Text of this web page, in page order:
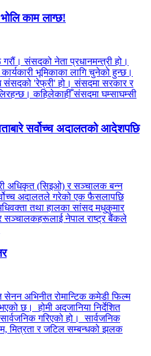
काम लाग्छ!
संसदको नेता प्रधानमन्त्री हो।
भूमिकाका लागि चुनेको हुन्छ।
संसदको 'रेफ्री' हो। संसदमा सरकार र
कहिलेकाहीँ संसदमा घम्साघम्सी
सर्वोच्च अदालतको आदेशपछि
अधिकृत (सिइओ) र सञ्चालक बन्न
अदालतले गरेको एक फैसलापछि
तथा हालका सांसद मधुकुमार
सञ्चालकहरूलाई नेपाल राष्ट्र बैंकले
सेनन अभिनीत रोमान्टिक कमेडी फिल्म
छ। होमी अदजानिया निर्देशित
गरिएको हो। सार्वजनिक
मित्रता र जटिल सम्बन्धको झलक